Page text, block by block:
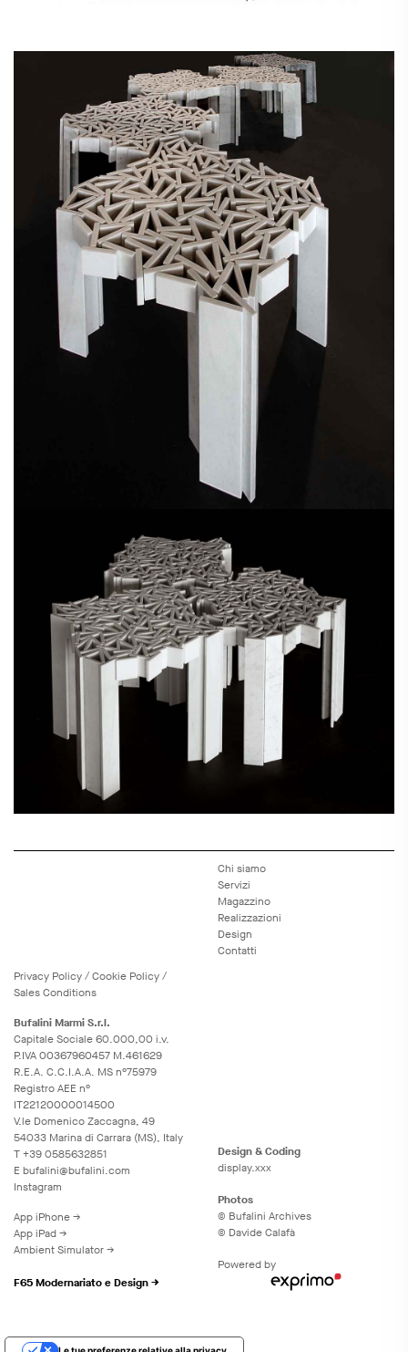
Privacy Policy/Cookie Policy/
Sales Conditions
Bufalini Marmi S.r.l.
Capitale Sociale 60.000,00 i.v.
P.IVA 00367960457 M.461629
R.E.A. C.C.I.A.A. MS n°75979
Registro AEE n°
IT22120000014500
V.le Domenico Zaccagna, 49
54033 Marina di Carrara (MS), Italy
T+39 0585632851
E bufalini@bufalini.com
Instagram
App iPhone →
App iPad →
Ambient Simulator →
F65 Modernariato e Design →
Chi siamo
Servizi
Magazzino
Realizzazioni
Design
Contatti
Design & Coding
display.xxx
Photos
© Bufalini Archives
© Davide Calafà
Powered by